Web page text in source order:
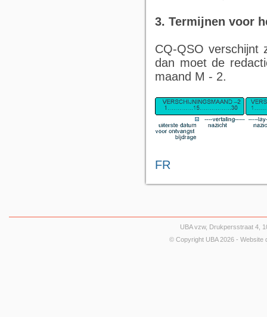
3. Termijnen voor
CQ-QSO verschijnt
dan moet de
maand M - 2.
FR
UBA vzw, Drukpersstraat 4,
© Copyright UBA 2026 - Website